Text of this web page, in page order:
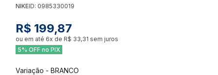
NIKEID: 0985330019
R$ 199,87
ou em até 6x de R$ 33,31 sem juros
5% OFF no PIX
Variação - BRANCO